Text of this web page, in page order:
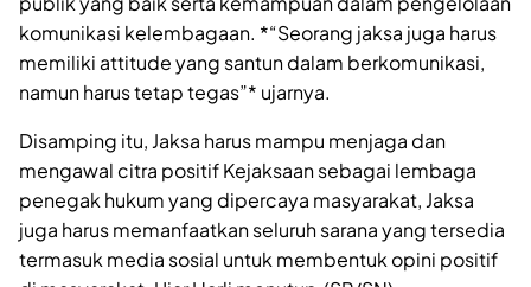
komunikasi kelembagaan. *“Seorang jaksa juga harus
memiliki attitude yang santun dalam berkomunikasi,
namun harus tetap tegas”* ujarnya.
Disamping itu, Jaksa harus mampu menjaga dan
mengawal citra positif Kejaksaan sebagai lembaga
penegak hukum yang dipercaya masyarakat, Jaksa
juga harus memanfaatkan seluruh sarana yang tersedia
termasuk media sosial untuk membentuk opini positif